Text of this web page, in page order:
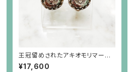
王冠留めされたアキオモリマーク
の刻印のイヤリング（大）
¥17,600